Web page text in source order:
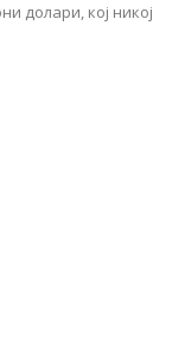
долари, кој никој